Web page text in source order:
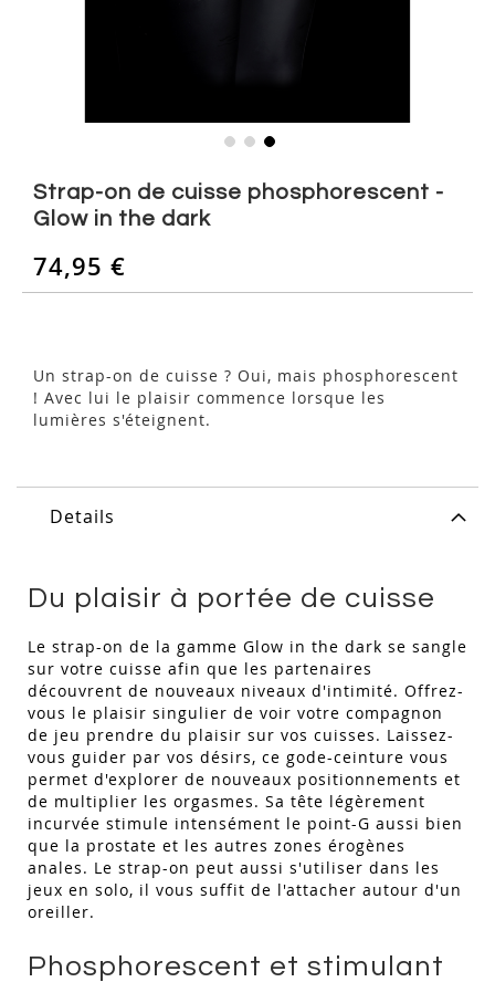
the
beginning
the
images
Strap-on de cuisse phosphorescent -
Glow in the dark
74,95 €
Un strap-on de cuisse ? Oui, mais phosphorescent
! Avec lui le plaisir commence lorsque les
lumières s'éteignent.
Details
Du plaisir à portée de cuisse
Le strap-on de la gamme Glow in the dark se sangle
sur votre cuisse afin que les partenaires
découvrent de nouveaux niveaux d'intimité. Offrez-
vous le plaisir singulier de voir votre compagnon
de jeu prendre du plaisir sur vos cuisses. Laissez-
vous guider par vos désirs, ce gode-ceinture vous
permet d'explorer de nouveaux positionnements et
de multiplier les orgasmes. Sa tête légèrement
incurvée stimule intensément le point-G aussi bien
que la prostate et les autres zones érogènes
anales. Le strap-on peut aussi s'utiliser dans les
jeux en solo, il vous suffit de l'attacher autour d'un
oreiller.
Phosphorescent et stimulant